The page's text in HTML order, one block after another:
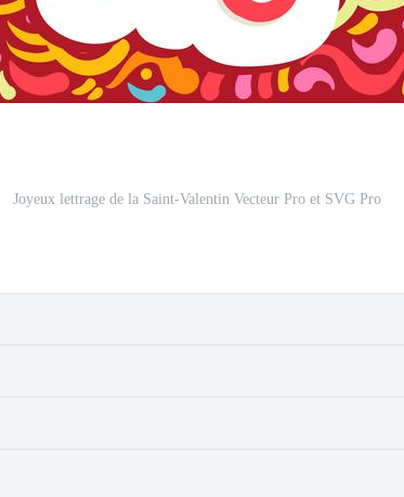
Joyeux lettrage de la Saint-Valentin Vecteur Pro et SVG Pro